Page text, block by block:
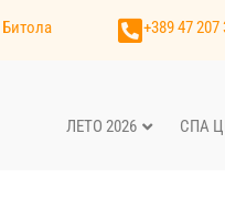
+389 47 207
ЛЕТО 2026 СПА